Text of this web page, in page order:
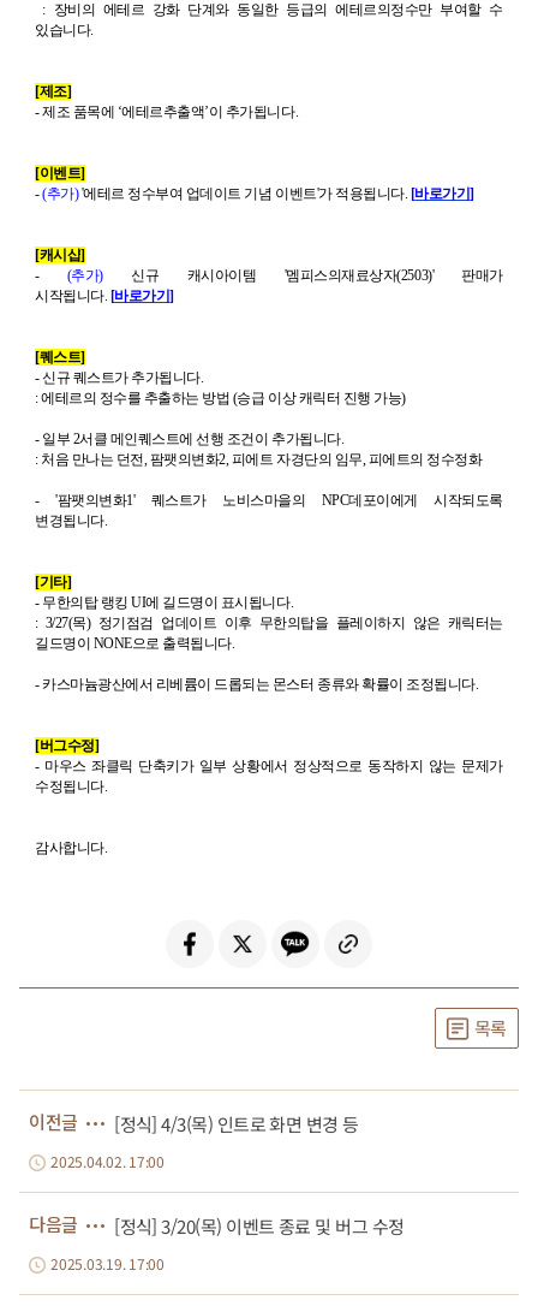
: 장비의 에테르 강화 단계와 동일한 등급의 에테르의정수만 부여할 수
있습니다.
[제조]
-제조 품목에 ‘에테르추출액’이 추가됩니다.
[이벤트]
-(추가)'에테르 정수부여 업데이트 기념 이벤트'가 적용됩니다. [바로가기]
[캐시샵]
- (추가) 신규 캐시아이템 '멤피스의재료상자(2503)'판매가
시작됩니다. [바로가기]
[퀘스트]
-신규 퀘스트가 추가됩니다.
:에테르의 정수를 추출하는 방법 (승급 이상 캐릭터 진행 가능)
- 일부 2서클 메인퀘스트에 선행 조건이 추가됩니다.
: 처음 만나는 던전,팜팻의변화2,피에트 자경단의 임무,피에트의 정수정화
- '팜팻의변화1' 퀘스트가 노비스마을의 NPC데포이에게 시작되도록
변경됩니다.
[기타]
- 무한의탑 랭킹 UI에 길드명이 표시됩니다.
: 3/27(목) 정기점검 업데이트 이후 무한의탑을 플레이하지 않은 캐릭터는
길드명이 NONE으로 출력됩니다.
-카스마늄광산에서 리베륨이 드롭되는 몬스터 종류와 확률이 조정됩니다.
[버그수정]
- 마우스 좌클릭 단축키가 일부 상황에서 정상적으로 동작하지 않는 문제가
수정됩니다.
감사합니다.
목록
이전글 [정식] 4/3(목) 인트로 화면 변경 등
2025.04.02. 17:00
다음글 [정식] 3/20(목) 이벤트 종료 및 버그 수정
2025.03.19. 17:00